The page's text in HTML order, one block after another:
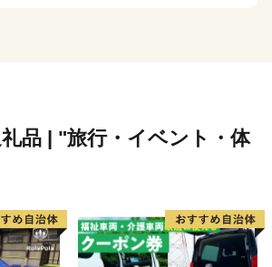
品 | "旅行・イベント・体